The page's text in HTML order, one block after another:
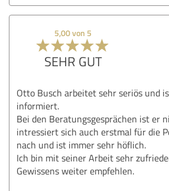
5,00 von 5
SEHR GUT
Otto Busch arbeitet sehr seriös und
informiert.
Bei den Beratungsgesprächen ist er
intressiert sich auch erstmal für die
nach und ist immer sehr höflich.
Ich bin mit seiner Arbeit sehr
Gewissens weiter empfehlen.